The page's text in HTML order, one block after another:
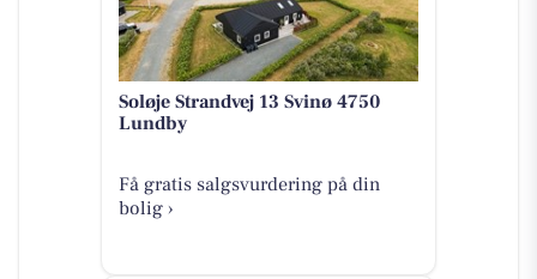
Soløje Strandvej 13 Svinø 4750
Lundby
Få gratis salgsvurdering på din
bolig ›